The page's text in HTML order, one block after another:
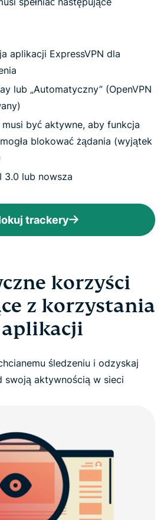
aplikacji ExpressVPN dla
lub „Automatyczny” (OpenVPN
musi być aktywne, aby funkcja
blokować żądania (wyjątek
3.0 lub nowsza
trackery
korzyści
z korzystania
aplikacji
śledzeniu i odzyskaj
swoją aktywnością w sieci